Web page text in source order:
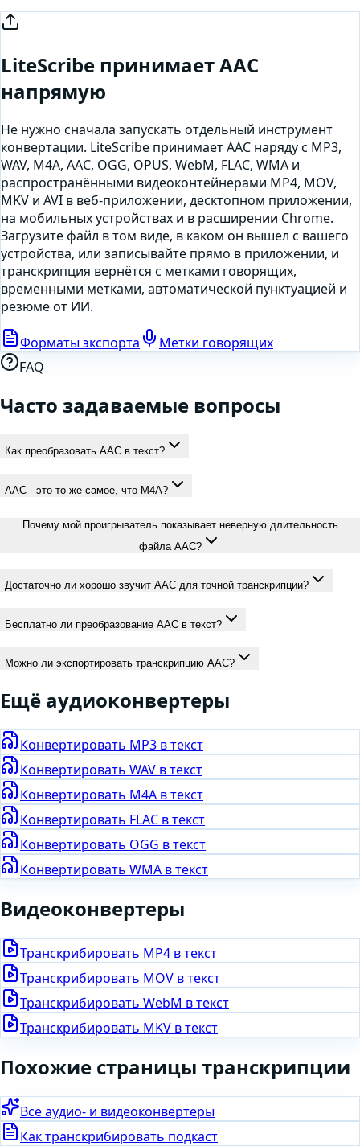
LiteScribe принимаетAAC
напрямую
Не нужно сначала запускать отдельный инструмент
конвертации. LiteScribe принимаетAAC наряду с MP3,
WAV, M4A, AAC, OGG, OPUS, WebM, FLAC, WMA и
распространёнными видеоконтейнерами MP4, MOV,
MKV и AVI в веб-приложении, десктопном приложении,
на мобильных устройствах и в расширении Chrome.
Загрузите файл в том виде, в каком он вышел с вашего
устройства, или записывайте прямо в приложении, и
транскрипция вернётся с метками говорящих,
временными метками, автоматической пунктуацией и
резюме от ИИ.
Форматы экспорта
Метки говорящих
FAQ
Часто задаваемые вопросы
Как преобразовать AAC в текст?
AAC - это то же самое, что M4A?
Почему мой проигрыватель показывает неверную длительность
файла AAC?
Достаточно ли хорошо звучит AAC для точной транскрипции?
Бесплатно ли преобразование AAC в текст?
Можно ли экспортировать транскрипцию AAC?
Ещё аудиоконвертеры
Конвертировать MP3 в текст
Конвертировать WAV в текст
Конвертировать M4A в текст
Конвертировать FLAC в текст
Конвертировать OGG в текст
Конвертировать WMA в текст
Видеоконвертеры
Транскрибировать MP4 в текст
Транскрибировать MOV в текст
Транскрибировать WebM в текст
Транскрибировать MKV в текст
Похожие страницы транскрипции
Все аудио- и видеоконвертеры
Как транскрибировать подкаст